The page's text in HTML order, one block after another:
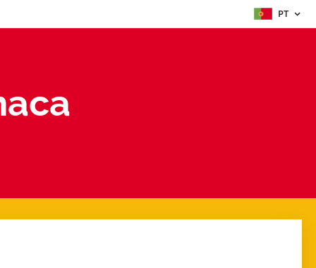
PT